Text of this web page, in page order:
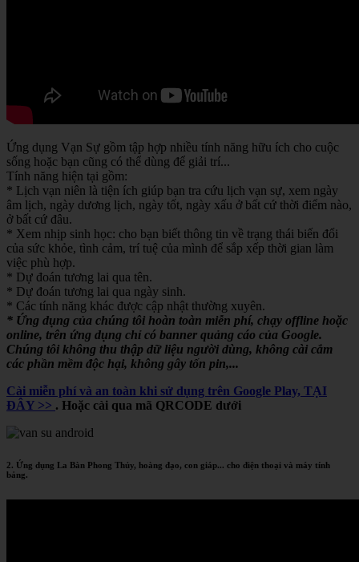
Ứng dụng Vạn Sự gồm tập hợp nhiều tính năng hữu ích cho cuộc
sống hoặc bạn cũng có thể dùng để giải trí...
Tính năng hiện tại gồm:
* Lịch vạn niên là tiện ích giúp bạn tra cứu lịch vạn sự, xem ngày
âm lịch, ngày dương lịch, ngày tốt, ngày xấu ở bất cứ thời điểm nào,
ở bất cứ đâu.
* Xem nhịp sinh học: cho bạn biết thông tin về trạng thái biến đổi
của sức khỏe, tình cảm, trí tuệ của mình để sắp xếp thời gian làm
việc phù hợp.
* Dự đoán tương lai qua tên.
* Dự đoán tương lai qua ngày sinh.
* Các tính năng khác được cập nhật thường xuyên.
* Ứng dụng của chúng tôi hoàn toàn miễn phí, chạy offline hoặc
online, trên ứng dụng chỉ có banner quảng cáo của Google.
Chúng tôi không thu thập dữ liệu người dùng, không cài cắm
các phần mềm độc hại, không gây tốn pin,...
Cài miễn phí và an toàn khi sử dụng trên Google Play, TẠI
ĐÂY >> . Hoặc cài qua mã QRCODE dưới
2. Ứng dụng La Bàn Phong Thủy, hoàng đạo, con giáp... cho điện thoại và máy tính
bảng.